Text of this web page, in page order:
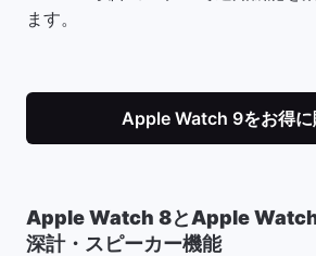
ます。
Apple Watch 9をお得に
Apple Watch 8とApple Watch
深計・スピーカー機能